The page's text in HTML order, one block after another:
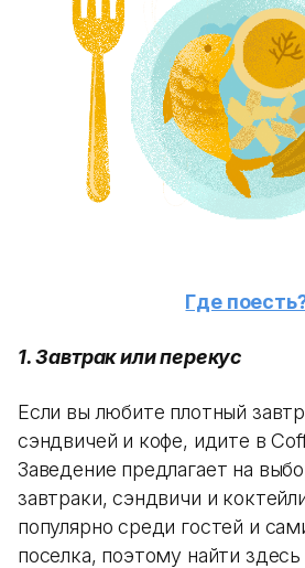
Где
1. Завтрак или перекус
Если вы любите плотный
сэндвичей и кофе, идите в
Заведение предлагает на
завтраки, сэндвичи и
популярно среди гостей и
поселка, поэтому найти